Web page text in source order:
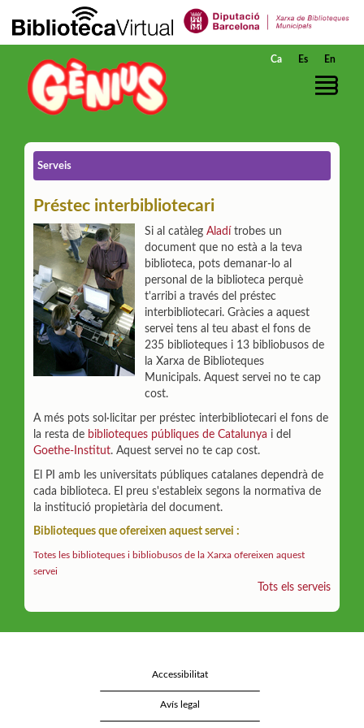
Salta al contingut principal
Ca Es En
Serveis
Préstec interbibliotecari
Si al catàlegAladí trobes un
document que no està a la teva
biblioteca, pots demanar-lo al
personal de la biblioteca perquè
t'arribi a través del préstec
interbibliotecari. Gràcies a aquest
servei tens al teu abast el fons de
235 biblioteques i 13 bibliobusos de
la Xarxa de Biblioteques
Municipals. Aquest servei no te cap
cost.
A més pots sol·licitar per préstec interbibliotecari el fons de
la resta de biblioteques públiques de Catalunya i del
Goethe-Institut. Aquest servei no te cap cost.
El PI amb les universitats públiques catalanes dependrà de
cada biblioteca. El preu s'estableix segons la normativa de
la institució propietària del document.
Biblioteques que ofereixen aquest servei :
Totes les biblioteques i bibliobusos de la Xarxa ofereixen aquest
servei
Tots els serveis
Accessibilitat
Avís legal